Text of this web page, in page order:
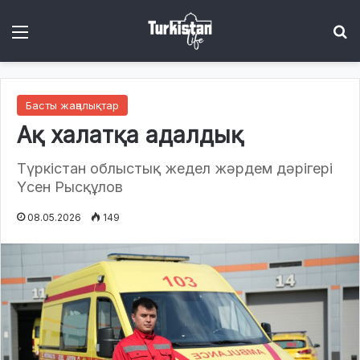
Басты жаңалықтар
Ақ халатқа адалдық
Түркістан облыстық жедел жәрдем дәрігері
Үсен Рысқұлов
08.05.2026 149